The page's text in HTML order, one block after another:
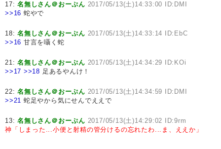
17:名無しさん＠おーぷん 2017/05/13(土)14:33:00 ID:DMI
>>16 蛇やで
18:名無しさん＠おーぷん 2017/05/13(土)14:33:14 ID:EbC
>>16 甘言を囁く蛇
21:名無しさん＠おーぷん 2017/05/13(土)14:34:29 ID:KOi
>>17 >>18 足あるやんけ！
22:名無しさん＠おーぷん 2017/05/13(土)14:34:59 ID:DMI
>>21 蛇足やから気にせんでええで
13:名無しさん＠おーぷん 2017/05/13(土)14:29:02 ID:9rm
神「しまった...小便と射精の管分けるの忘れたわ...ま、ええか」